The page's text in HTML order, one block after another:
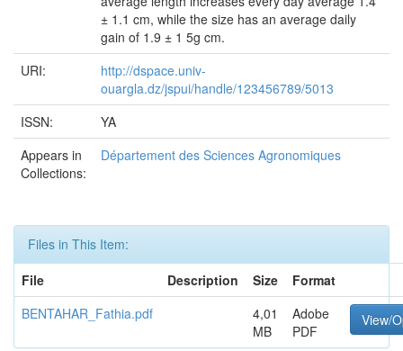
± 1.1 cm, while the size has an average daily
gain of 1.9 ± 1 5g cm.
URI:
http://dspace.univ-
ouargla.dz/jspui/handle/123456789/5013
ISSN:
YA
Appears in
Collections:
Département des Sciences Agronomiques
Files in This Item:
File
Description Size
Format
BENTAHAR_Fathia.pdf
4,01
MB
Adobe
PDF
View/